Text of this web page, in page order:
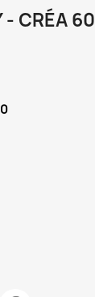
- CRÉA 60